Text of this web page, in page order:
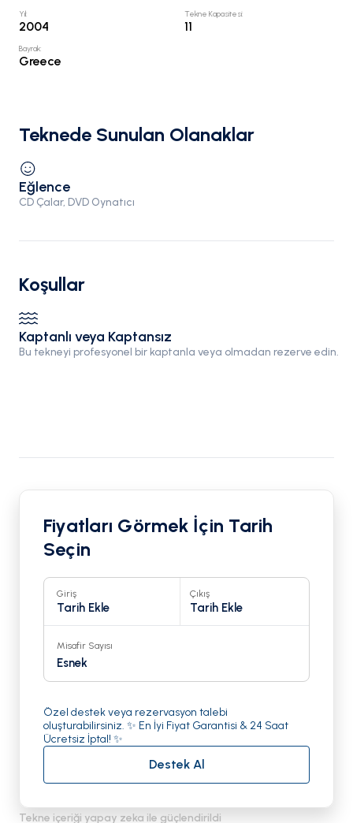
Yıl:
2004
Tekne Kapasitesi:
11
Bayrak:
Greece
Teknede Sunulan Olanaklar
Eğlence
CD Çalar, DVD Oynatıcı
Koşullar
Kaptanlı veya Kaptansız
Bu tekneyi profesyonel bir kaptanla veya olmadan rezerve edin.
Fiyatları Görmek İçin Tarih
Seçin
Giriş
Tarih Ekle
Çıkış
Tarih Ekle
Misafir Sayısı
Esnek
Özel destek veya rezervasyon talebi
oluşturabilirsiniz. ✨ En İyi Fiyat Garantisi & 24 Saat
Ücretsiz İptal! ✨
Destek Al
Tekne içeriği yapay zeka ile güçlendirildi